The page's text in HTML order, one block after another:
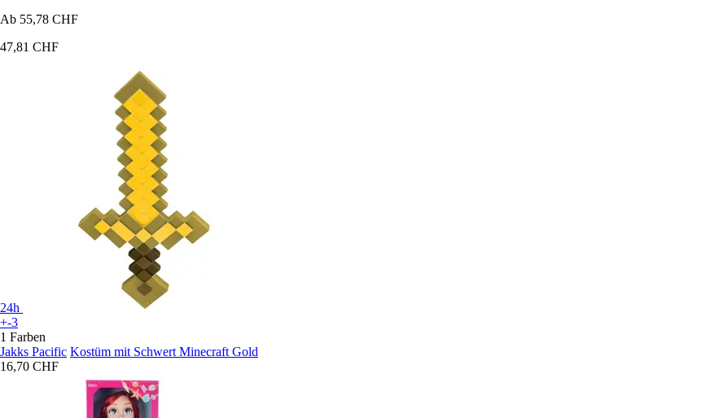
Ab 55,78 CHF
47,81 CHF
24h
+-3
1 Farben
Jakks Pacific Kostüm mit Schwert Minecraft Gold
16,70 CHF